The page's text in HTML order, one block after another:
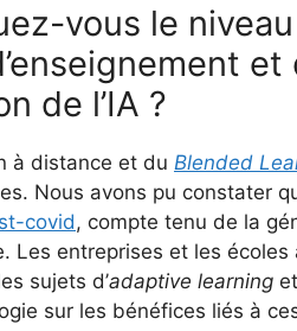
vous le
de l’IA ?
à distance et du Blended
Nous avons pu constater
covid, compte tenu de la
Les entreprises et les
sujets d’adaptive learning
sur les bénéfices liés à